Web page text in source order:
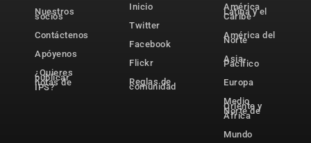
Nuestros
socios
Contáctenos
Apóyenos
¿Quieres
publicar
notas de
IPS?
Inicio
Twitter
Facebook
Flickr
Reglas de
comunidad
América
Latina y el
Caribe
América del
Norte
Asia-
Pacífico
Europa
Medio
Oriente y
Norte de
África
Mundo